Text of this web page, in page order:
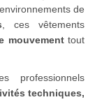
de
, ces vêtements
mouvementtout
professionnels
techniques,